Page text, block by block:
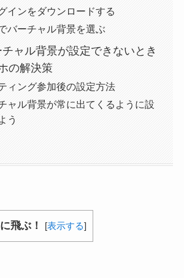
インをダウンロードする
バーチャル背景を選ぶ
ャル背景が設定できないとき
の解決策
ィング参加後の設定方法
ャル背景が常に出てくるように設
う
飛ぶ！ [表示する]